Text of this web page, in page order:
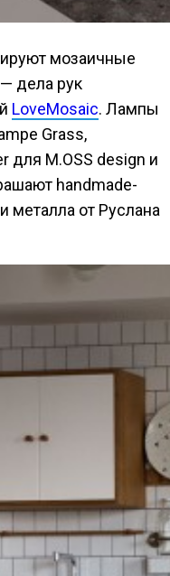
мозаичные
дела рук
LoveMosaic. Лампы
Grass,
для M.OSS design и
handmade-
металла от Руслана